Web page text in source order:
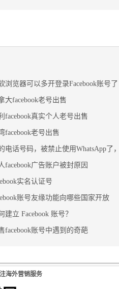
浏览器可以多开登录Facebook账号了
大facebook老号出售
facebook真实个人老号出售
facebook老号出售
电话号码，被禁止使用WhatsApp了
facebook广告账户被封原因
实名认证号
账号友缘功能向哪些国家开放
建立 Facebook 账号？
facebook账号中遇到的奇葩
海外营销服务